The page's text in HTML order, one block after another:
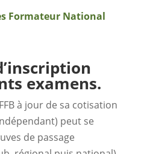
Formateur National
examens.
à jour de sa cotisation
peut se
de passage